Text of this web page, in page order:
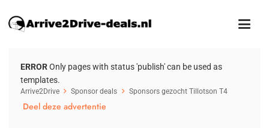
ERROROnly pages with status 'publish' can be used as
templates.
Arrive2Drive Sponsor deals Sponsors gezocht Tillotson T4
Deel deze advertentie